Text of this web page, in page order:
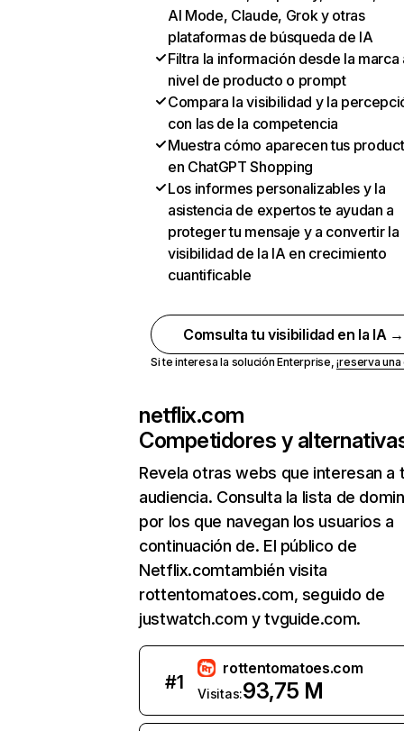
AI Mode, Claude, Grok y otras
plataformas de búsqueda de IA
Filtra la información desde la marca
nivel de producto o prompt
Compara la visibilidad y la
con las de la competencia
Muestra cómo aparecen tus
en ChatGPT Shopping
Los informes personalizables y la
asistencia de expertos te ayudan a
proteger tu mensaje y a convertir la
visibilidad de la IA en crecimiento
cuantificable
Comsulta tu visibilidad en la IA →
Si te interesa la solución Enterprise,¡reserva
netflix.com
Competidores y
Revela otras webs que interesan a
audiencia. Consulta la lista de
por los que navegan los usuarios a
continuación de. El público de
Netflix.comtambién visita
rottentomatoes.com, seguido de
justwatch.com y tvguide.com.
#1
rottentomatoes.com
Visitas:93,75 M